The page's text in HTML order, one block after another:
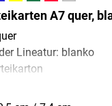
A7 quer,
Lineatur: blanko
100 Stück